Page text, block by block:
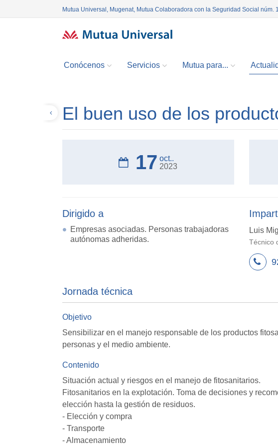
Mutua Universal, Mugenat, Mutua Colaboradora con la Seguridad Social núm.
Conócenos Servicios Mutua para...
El buen uso de los
17 oct..
2023
Dirigido a
Empresas asociadas. Personas trabajadoras
autónomas adheridas.
Luis
Técnico
Jornada técnica
Objetivo
Sensibilizar en el manejo responsable de los productos
personas y el medio ambiente.
Contenido
Situación actual y riesgos en el manejo de fitosanitarios.
Fitosanitarios en la explotación. Toma de decisiones y
elección hasta la gestión de residuos.
- Elección y compra
- Transporte
- Almacenamiento